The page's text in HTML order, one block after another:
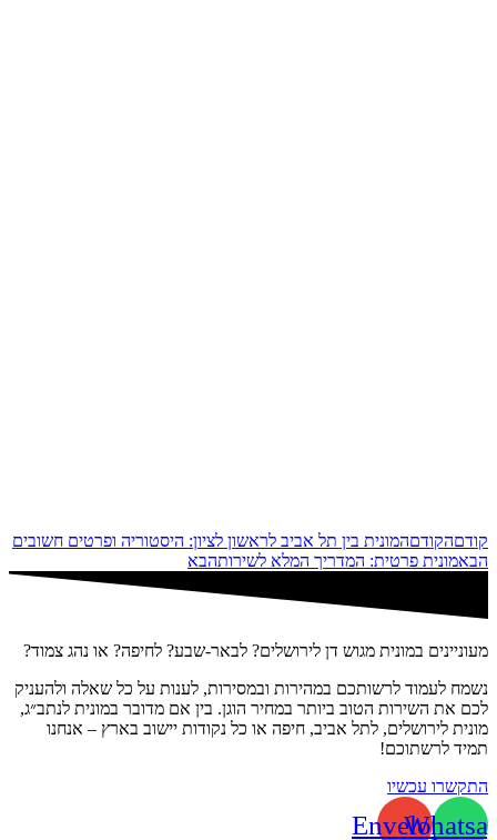
קודםהקודםהמונית בין תל אביב לראשון לציון: היסטוריה ופרטים חשובים
הבאמונית פרטית: המדריך המלא לשירותהבא
מעוניינים במונית מגוש דן לירושלים? לבאר-שבע? לחיפה? או נהג צמוד?
נשמח לעמוד לרשותכם במהירות ובמסירות, לענות על כל שאלה ולהעניק
לכם את השירות הטוב ביותר במחיר הוגן. בין אם מדובר במונית לנתב״ג,
מונית לירושלים, לתל אביב, חיפה או כל נקודות יישוב בארץ – אנחנו
תמיד לרשתוכם!
התקשרו עכשיו
Envelope